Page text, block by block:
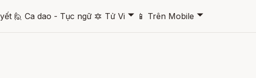
🙋 Ca dao - Tục ngữ 🔯 Tử Vi 🞃 📱 Trên Mobile 🞃